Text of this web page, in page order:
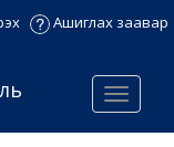
Ашиглах заавар
Menu